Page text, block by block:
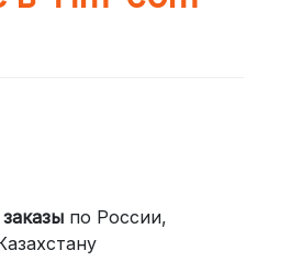
по России,